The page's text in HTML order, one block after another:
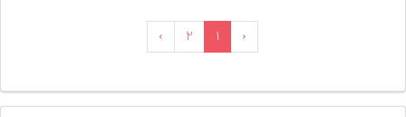
‹ ۱ ۲ ›